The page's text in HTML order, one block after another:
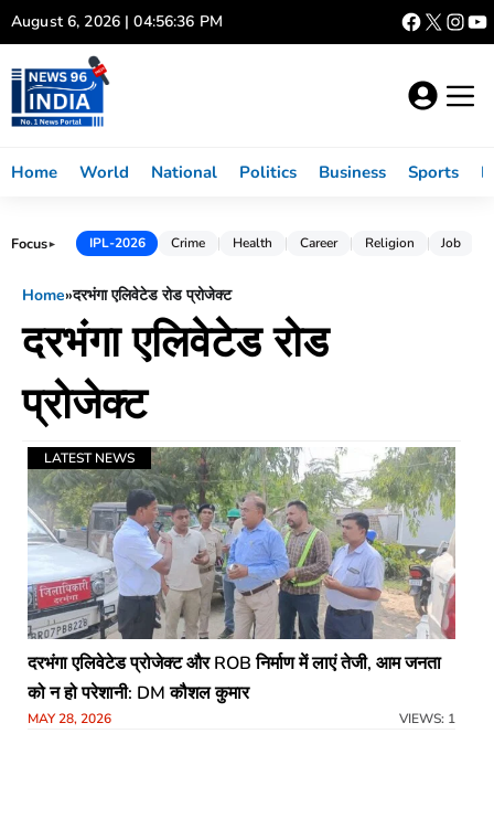
Skip
to
content
August 6, 2026 | 04:56:36 PM
Home World National Politics Business Sports
Focus► IPL-2026 Crime Health Career Religion Job
Home»दरभंगा एलिवेटेड रोड प्रोजेक्ट
दरभंगा एलिवेटेड रोड
प्रोजेक्ट
LATEST NEWS
दरभंगा एलिवेटेड प्रोजेक्ट और ROB निर्माण में लाएं तेजी, आम जनता
को न हो परेशानी: DM कौशल कुमार
MAY 28, 2026 VIEWS: 1